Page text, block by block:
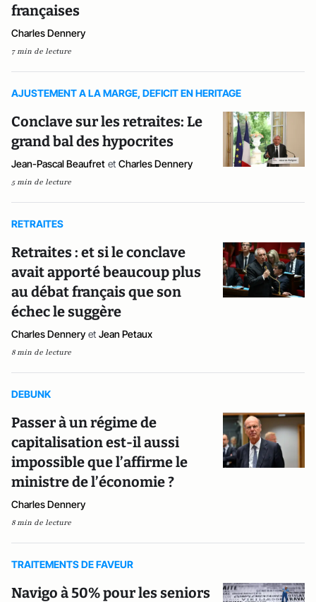
françaises
Charles Dennery
7 min de lecture
AJUSTEMENT A LA MARGE, DEFICIT EN HERITAGE
Conclave sur les retraites: Le
grand bal des hypocrites
Jean-Pascal Beaufret et Charles Dennery
5 min de lecture
RETRAITES
Retraites : et si le conclave
avait apporté beaucoup plus
au débat français que son
échec le suggère
Charles Dennery et Jean Petaux
8 min de lecture
DEBUNK
Passer à un régime de
capitalisation est-il aussi
impossible que l’affirme le
ministre de l’économie ?
Charles Dennery
8 min de lecture
TRAITEMENTS DE FAVEUR
Navigo à 50% pour les seniors